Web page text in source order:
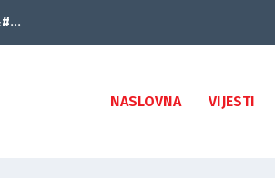
NASLOVNA VIJESTI